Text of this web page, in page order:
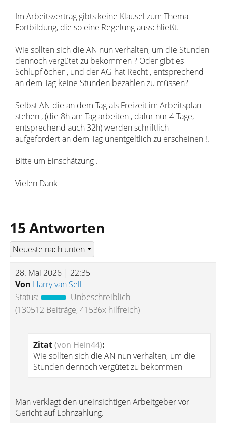
Im Arbeitsvertrag gibts keine Klausel zum Thema
Fortbildung, die so eine Regelung ausschließt.
Wie sollten sich die AN nun verhalten, um die Stunden
dennoch vergütet zu bekommen ? Oder gibt es
Schlupflöcher , und der AG hat Recht , entsprechend
an dem Tag keine Stunden bezahlen zu müssen?
Selbst AN die an dem Tag als Freizeit im Arbeitsplan
stehen , (die 8h am Tag arbeiten , dafür nur 4 Tage,
entsprechend auch 32h) werden schriftlich
aufgefordert an dem Tag unentgeltlich zu erscheinen !.
Bitte um Einschätzung .
Vielen Dank
15 Antworten
28. Mai 2026 | 22:35
Von Harry van Sell
Status:
Unbeschreiblich
(130512 Beiträge, 41536x hilfreich)
Zitat(von Hein44):
Wie sollten sich die AN nun verhalten, um die
Stunden dennoch vergütet zu bekommen
Man verklagt den uneinsichtigen Arbeitgeber vor
Gericht auf Lohnzahlung.